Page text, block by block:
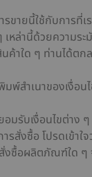
รขายนี้ใช้กับการ
เหล่านี้ด้วยความร
ค้าใด ๆ ท่านได้ต
พ์สำเนาของเงื่อน
อมรับเงื่อนไขต่าง
รสั่งซื้อ โปรดเข้าใ
งซื้อผลิตภัณฑ์ใด ๆ